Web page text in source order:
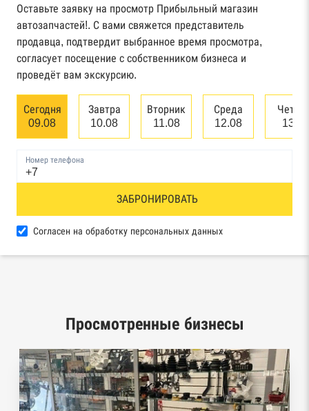
Федерального казначейства
Картотека арбитражных дел Высшего
арбитражного суда
Единый федеральный реестр сведений о
банкротстве юридических лиц
Реестр товарных знаков и знаков обслуживания
База исполнительного производства
Реестры лицензий: Росалкоголь,
Росздравнадзор, Рособрнадзор, Роскомнадзор,
Роспотребнадзор, Росприроднадзор,
Ростехнадзор
Оставьте заявку на просмотр Прибыльный магазин
автозапчастей!. С вами свяжется представитель
продавца, подтвердит выбранное время просмотра,
согласует посещение с собственником бизнеса и
проведёт вам экскурсию.
Сегодня
09.08
Завтра
10.08
Вторник
11.08
Среда
12.08
13.08
Номер телефона
ЗАБРОНИРОВАТЬ
Согласен на обработку персональных данных
Просмотренные бизнесы